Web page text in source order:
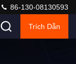
86-130-08130593
Trích Dẫn